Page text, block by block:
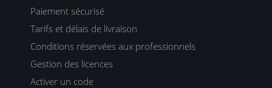
Paiement sécurisé
Tarifs et délais de livraison
Conditions réservées aux professionnels
Gestion des licences
Activer un code